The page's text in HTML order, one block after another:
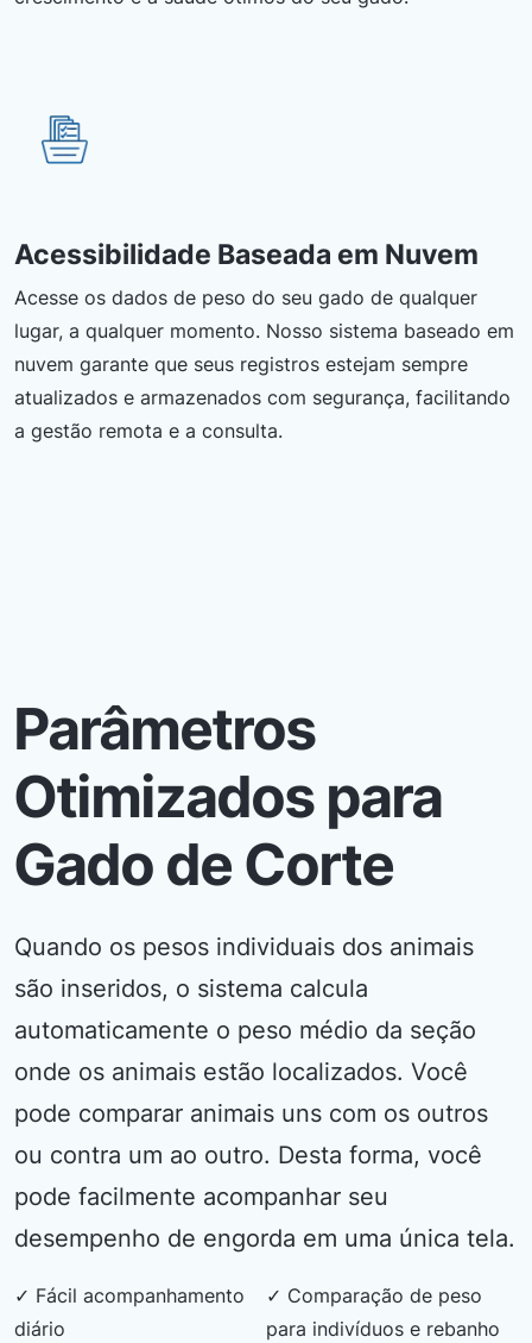
Acessibilidade Baseada em Nuvem
Acesse os dados de peso do seu gado de qualquer
lugar, a qualquer momento. Nosso sistema baseado em
nuvem garante que seus registros estejam sempre
atualizados e armazenados com segurança, facilitando
a gestão remota e a consulta.
Parâmetros
Otimizados para
Gado de Corte
Quando os pesos individuais dos animais
são inseridos, o sistema calcula
automaticamente o peso médio da seção
onde os animais estão localizados. Você
pode comparar animais uns com os outros
ou contra um ao outro. Desta forma, você
pode facilmente acompanhar seu
desempenho de engorda em uma única tela.
✓ Fácil acompanhamento
diário
✓ Comparação de peso
para indivíduos e rebanho